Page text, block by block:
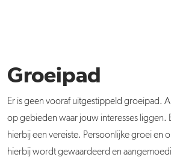
Groeipad
Er is geen vooraf uitgestippeld groeipad.
op gebieden waar jouw interesses liggen.
hierbij een vereiste. Persoonlijke groei en
hierbij wordt gewaardeerd en